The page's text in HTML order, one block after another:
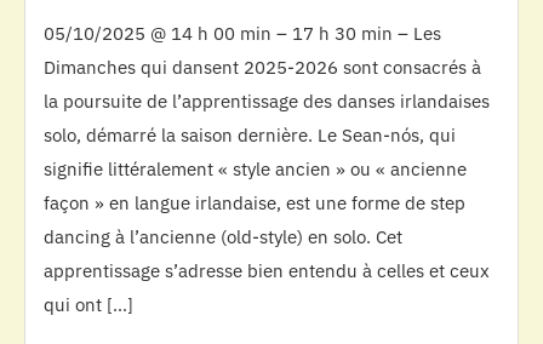
05/10/2025 @ 14 h 00 min – 17 h 30 min – Les
Dimanches qui dansent 2025-2026 sont consacrés à
la poursuite de l’apprentissage des danses irlandaises
solo, démarré la saison dernière. Le Sean-nós, qui
signifie littéralement « style ancien » ou « ancienne
façon » en langue irlandaise, est une forme de step
dancing à l’ancienne (old-style) en solo. Cet
apprentissage s’adresse bien entendu à celles et ceux
qui ont […]